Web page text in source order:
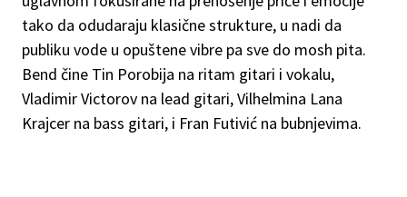
tako da odudaraju klasične strukture, u nadi da
publiku vode u opuštene vibre pa sve do mosh pita.
Bend čine Tin Porobija na ritam gitari i vokalu,
Vladimir Victorov na lead gitari, Vilhelmina Lana
Krajcer na bass gitari, i Fran Futivić na bubnjevima.